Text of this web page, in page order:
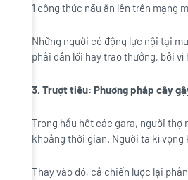
1 công thức nấu ăn lên trên mạng
Những người có động lực nội tại
phải dẫn lối hay trao thưởng, bởi
3. Trượt tiêu: Phương pháp cây
Trong hầu hết các gara, người thợ
khoảng thời gian. Người ta kì
Thay vào đó, cả chiến lược lại